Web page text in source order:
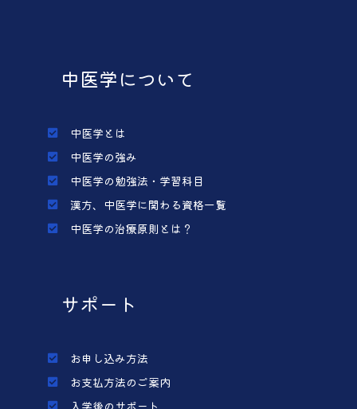
中医学について
中医学とは
中医学の強み
中医学の勉強法・学習科目
漢方、中医学に関わる資格一覧
中医学の治療原則とは？
サポート
お申し込み方法
お支払方法のご案内